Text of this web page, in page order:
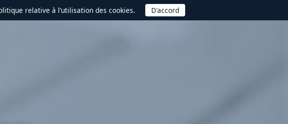
relative à l’utilisation des cookies.